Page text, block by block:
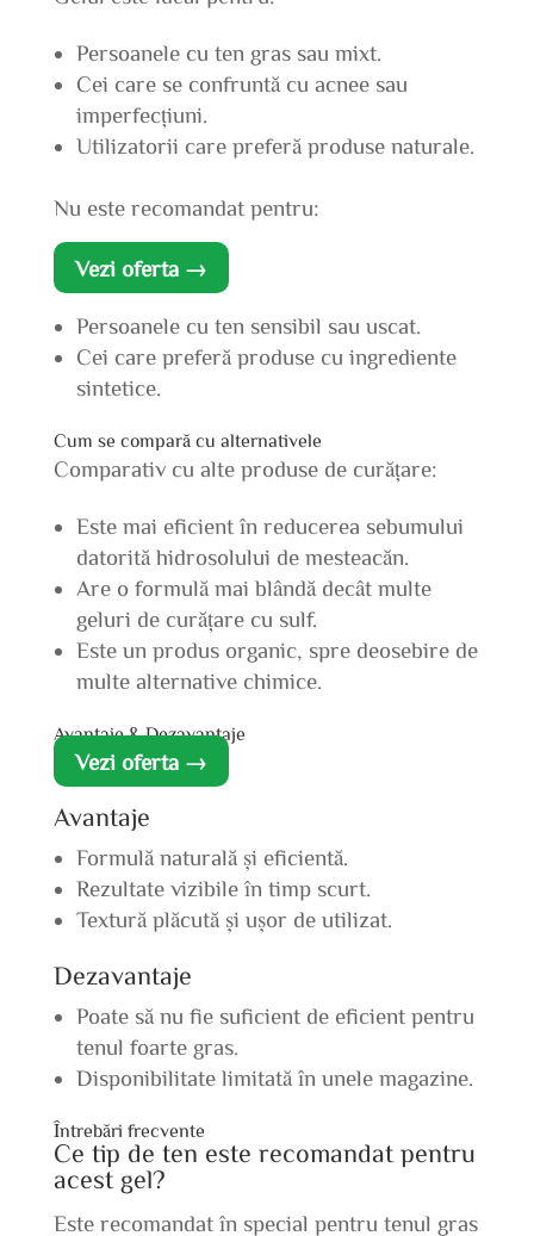
Persoanele cu ten gras sau mixt.
Cei care se confruntă cu acnee sau
imperfecțiuni.
Utilizatorii care preferă produse naturale.
Nu este recomandat pentru:
Vezi oferta →
Persoanele cu ten sensibil sau uscat.
Cei care preferă produse cu ingrediente
sintetice.
Cum se compară cu alternativele
Comparativ cu alte produse de curățare:
Este mai eficient în reducerea sebumului
datorită hidrosolului de mesteacăn.
Are o formulă mai blândă decât multe
geluri de curățare cu sulf.
Este un produs organic, spre deosebire de
multe alternative chimice.
Avantaje & Dezavantaje
Vezi oferta →
Avantaje
Formulă naturală și eficientă.
Rezultate vizibile în timp scurt.
Textură plăcută și ușor de utilizat.
Dezavantaje
Poate să nu fie suficient de eficient pentru
tenul foarte gras.
Disponibilitate limitată în unele magazine.
Întrebări frecvente
Ce tip de ten este recomandat pentru
acest gel?
Este recomandat în special pentru tenul gras